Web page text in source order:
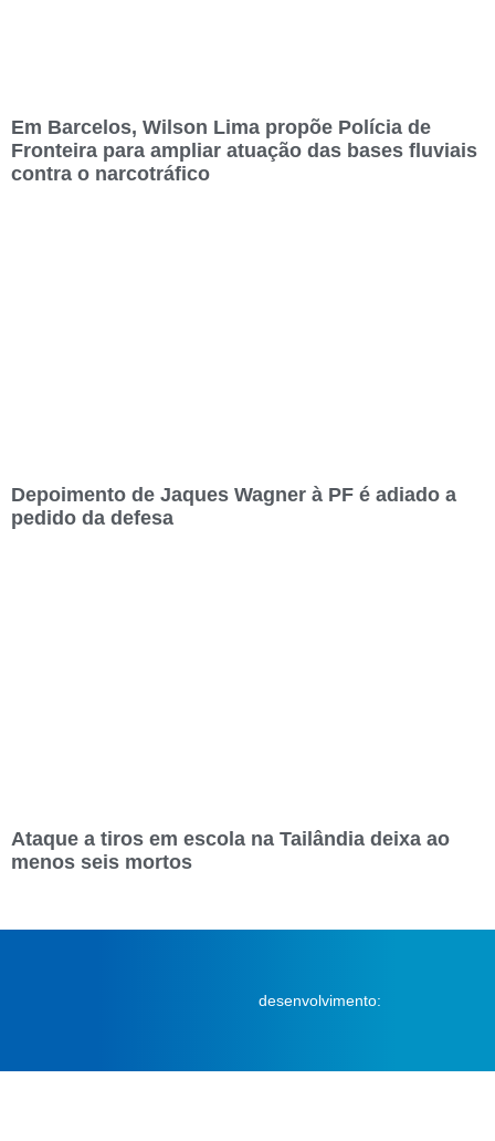
Em Barcelos, Wilson Lima propõe Polícia de
Fronteira para ampliar atuação das bases fluviais
contra o narcotráfico
Depoimento de Jaques Wagner à PF é adiado a
pedido da defesa
Ataque a tiros em escola na Tailândia deixa ao
menos seis mortos
desenvolvimento: